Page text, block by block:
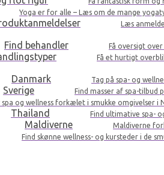
Yoga er for alle – Læs om de mange
Læs
Find behandler Få oversigt
Få et hurtigt
Danmark Tag på spa- og
Sverige Find masser af spa-tilbud
spa og wellness forkælet i smukke omgivelser i
Thailand Find ultimative spa-
Maldiverne Maldiverne
Find skønne wellness- og kursteder i de